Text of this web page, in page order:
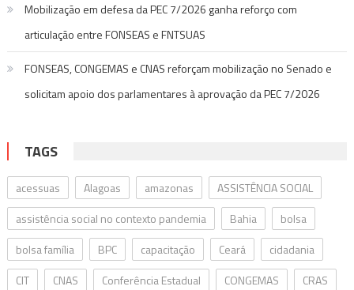
Mobilização em defesa da PEC 7/2026 ganha reforço com
articulação entre FONSEAS e FNTSUAS
FONSEAS, CONGEMAS e CNAS reforçam mobilização no Senado e
solicitam apoio dos parlamentares à aprovação da PEC 7/2026
TAGS
acessuas Alagoas amazonas
ASSISTÊNCIA SOCIAL
assistência social no contexto pandemia
Bahia
bolsa
bolsa família
BPC capacitação Ceará
cidadania
CIT
CNAS Conferência Estadual CONGEMAS
CRAS